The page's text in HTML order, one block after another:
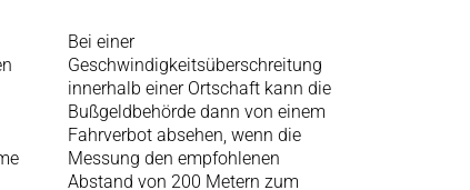
Bei einer
Geschwindigkeitsüberschreitung
innerhalb einer Ortschaft kann die
Bußgeldbehörde dann von einem
Fahrverbot absehen, wenn die
Messung den empfohlenen
Abstand von 200 Metern zum